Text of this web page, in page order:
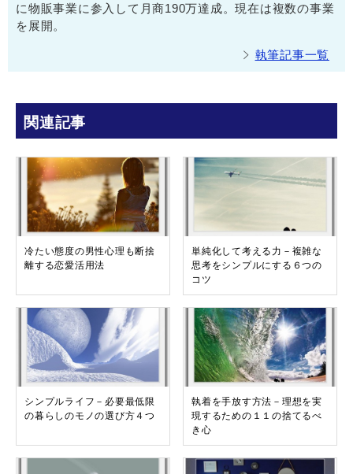
に物販事業に参入して月商190万達成。現在は複数の事業
を展開。
執筆記事一覧
関連記事
冷たい態度の男性心理も断捨
離する恋愛活用法
単純化して考える力－複雑な
思考をシンプルにする６つの
コツ
シンプルライフ－必要最低限
の暮らしのモノの選び方４つ
執着を手放す方法－理想を実
現するための１１の捨てるべ
き心